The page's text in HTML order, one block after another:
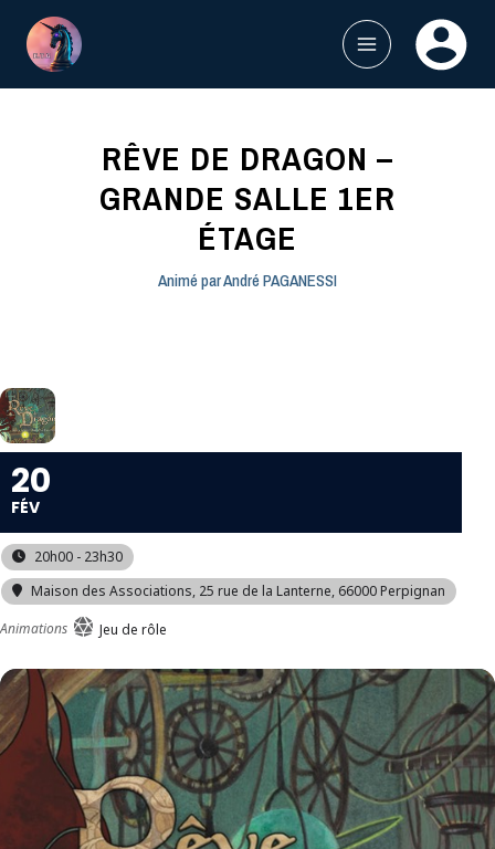
contenu
MAIN
RÊVE DE DRAGON –
GRANDE SALLE 1ER
ÉTAGE
Animé parAndré PAGANESSI
20
FÉV
20h00 - 23h30
Maison des Associations, 25 rue de la Lanterne, 66000 Perpignan
Animations
Jeu de rôle